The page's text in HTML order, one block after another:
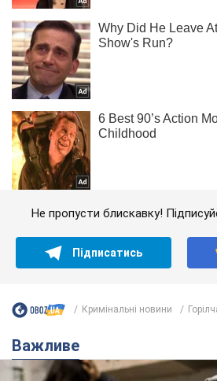
Не пропусти блискавку!
Підписатись
Кримінальні новини
Важливе